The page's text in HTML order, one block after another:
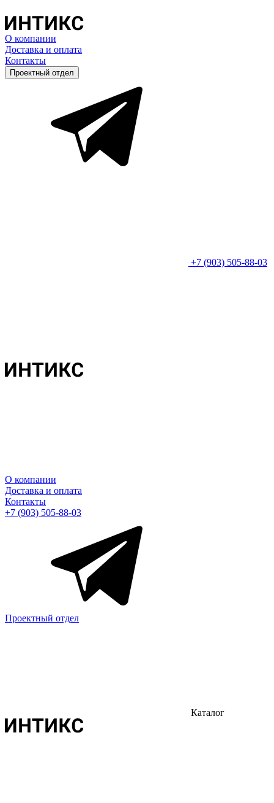
О компании
Доставка и оплата
Контакты
Проектный отдел
+7 (903) 505-88-03
О компании
Доставка и оплата
Контакты
+7 (903) 505-88-03
Проектный отдел
Каталог